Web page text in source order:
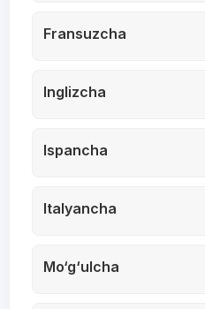
Fransuzcha
Inglizcha
Ispancha
Italyancha
Mo‘g‘ulcha